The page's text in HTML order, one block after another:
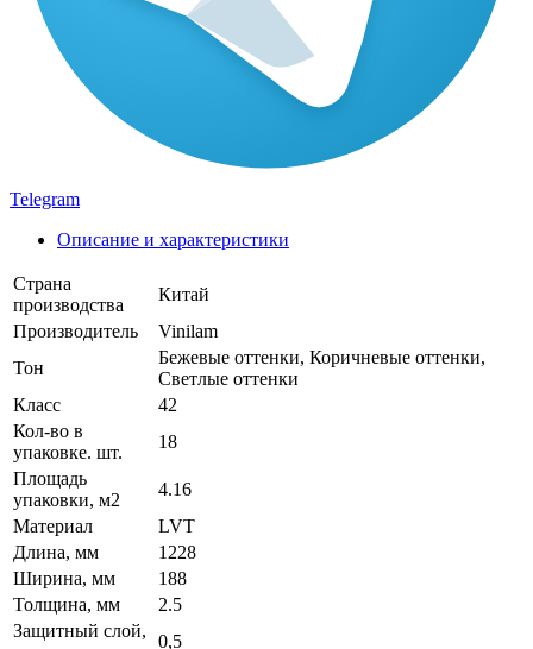
Telegram
Описание и характеристики
Страна
производства
Китай
Производитель
Vinilam
Тон
Бежевые оттенки, Коричневые оттенки,
Светлые оттенки
Класс
42
Кол-во в
упаковке. шт.
18
Площадь
упаковки, м2
4.16
Материал
LVT
Длина, мм
1228
Ширина, мм
188
Толщина, мм
2.5
Защитный слой,
0,5